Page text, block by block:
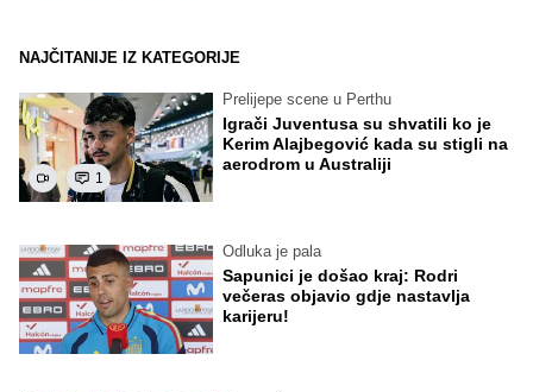
NAJČITANIJE IZ KATEGORIJE
1
Prelijepe scene u Perthu
Igrači Juventusa su shvatili ko je
Kerim Alajbegović kada su stigli na
aerodrom u Australiji
Odluka je pala
Sapunici je došao kraj: Rodri
večeras objavio gdje nastavlja
karijeru!